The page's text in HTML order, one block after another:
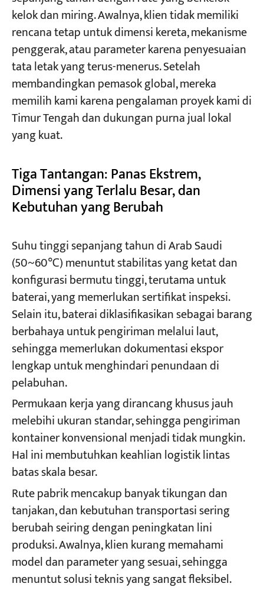
Tentang kami
kelok dan miring. Awalnya, klien tidak memiliki
rencana tetap untuk dimensi kereta, mekanisme
penggerak, atau parameter karena penyesuaian
tata letak yang terus-menerus. Setelah
membandingkan pemasok global, mereka
memilih kami karena pengalaman proyek kami di
Timur Tengah dan dukungan purna jual lokal
yang kuat.
Tiga Tantangan: Panas Ekstrem,
Dimensi yang Terlalu Besar, dan
Kebutuhan yang Berubah
Suhu tinggi sepanjang tahun di Arab Saudi
(50~60℃) menuntut stabilitas yang ketat dan
konfigurasi bermutu tinggi, terutama untuk
baterai, yang memerlukan sertifikat inspeksi.
Selain itu, baterai diklasifikasikan sebagai barang
berbahaya untuk pengiriman melalui laut,
sehingga memerlukan dokumentasi ekspor
lengkap untuk menghindari penundaan di
pelabuhan.
Permukaan kerja yang dirancang khusus jauh
melebihi ukuran standar, sehingga pengiriman
kontainer konvensional menjadi tidak mungkin.
Hal ini membutuhkan keahlian logistik lintas
batas skala besar.
Rute pabrik mencakup banyak tikungan dan
tanjakan, dan kebutuhan transportasi sering
berubah seiring dengan peningkatan lini
produksi. Awalnya, klien kurang memahami
model dan parameter yang sesuai, sehingga
menuntut solusi teknis yang sangat fleksibel.